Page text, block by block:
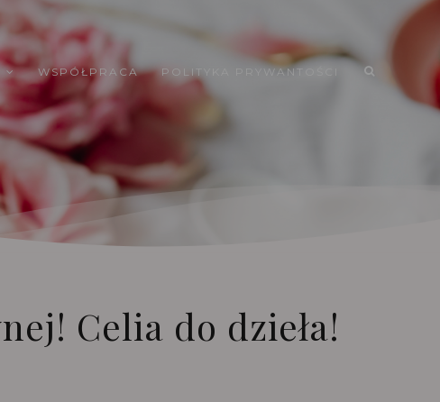
WSPÓŁPRACA POLITYKA PRYWANTOŚCI
Celia do dzieła!